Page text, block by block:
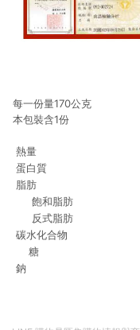
每一份量170公克
本包裝含1份
熱量
蛋白質
脂肪
飽和脂肪
反式脂肪
碳水化合物
糖
鈉